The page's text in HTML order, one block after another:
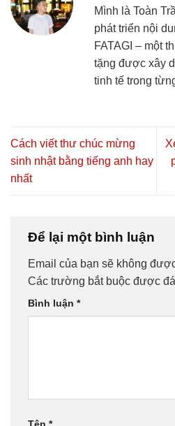
Mình là Toàn
phát triển nội
FATAGI – một
tặng được xây
tinh tế trong
Cách viết thư chúc mừng
sinh nhật bằng tiếng anh hay
nhất
Để lại một bình luận
Email của bạn sẽ không
Các trường bắt buộc được
Bình luận *
Tên *